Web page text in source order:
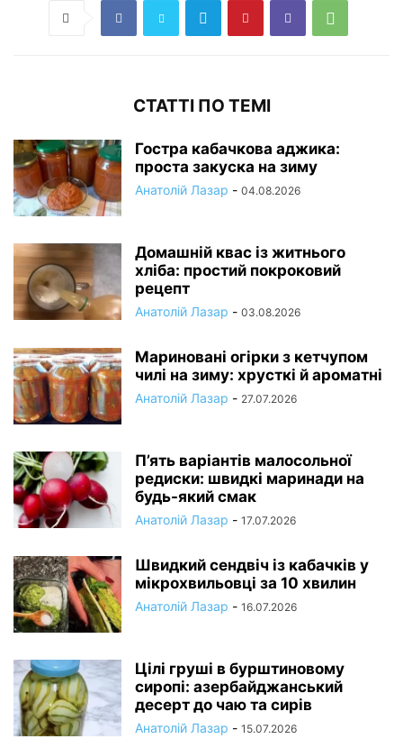
СТАТТІ ПО ТЕМІ
Гостра кабачкова аджика:
проста закуска на зиму
Анатолій Лазар - 04.08.2026
Домашній квас із житнього
хліба: простий покроковий
рецепт
Анатолій Лазар - 03.08.2026
Мариновані огірки з кетчупом
чилі на зиму: хрусткі й ароматні
Анатолій Лазар - 27.07.2026
П’ять варіантів малосольної
редиски: швидкі маринади на
будь-який смак
Анатолій Лазар - 17.07.2026
Швидкий сендвіч із кабачків у
мікрохвильовці за 10 хвилин
Анатолій Лазар - 16.07.2026
Цілі груші в бурштиновому
сиропі: азербайджанський
десерт до чаю та сирів
Анатолій Лазар - 15.07.2026